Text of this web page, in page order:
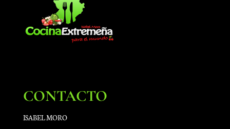
CONTACTO
ISABEL MORO